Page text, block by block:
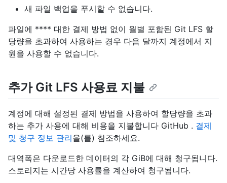
새 파일 백업을 푸시할 수 없습니다.
파일에 **** 대한 결제 방법 없이 월별 포함된 Git LFS 할
당량을 초과하여 사용하는 경우 다음 달까지 계정에서 지
원을 사용할 수 없습니다.
추가 Git LFS 사용료 지불
계정에 대해 설정된 결제 방법을 사용하여 할당량을 초과
하는 추가 사용에 대해 비용을 지불합니다 GitHub . 결제
및 청구 정보 관리을(를) 참조하세요.
대역폭은 다운로드한 데이터의 각 GiB에 대해 청구됩니다.
스토리지는 시간당 사용률을 계산하여 청구됩니다.